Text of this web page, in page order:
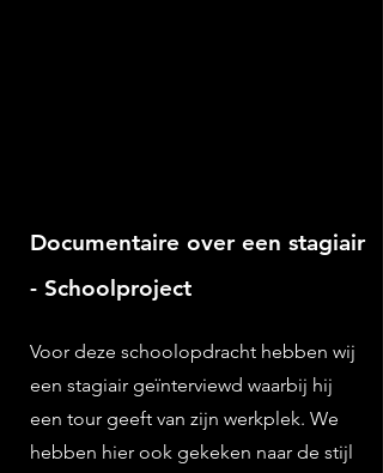
Documentaire over een stagiair
- Schoolproject
Voor deze schoolopdracht hebben wij
een stagiair geïnterviewd waarbij hij
een tour geeft van zijn werkplek. We
hebben hier ook gekeken naar de stijl